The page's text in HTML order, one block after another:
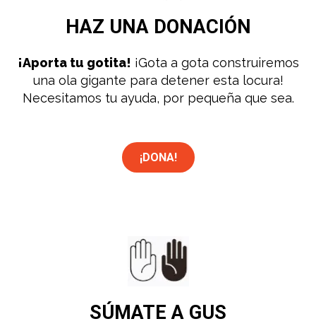
HAZ UNA DONACIÓN
¡Aporta tu gotita! ¡Gota a gota construiremos
una ola gigante para detener esta locura!
Necesitamos tu ayuda, por pequeña que sea.
¡DONA!
SÚMATEA GUS